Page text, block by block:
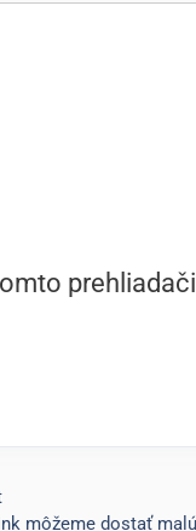
môžeme dostať